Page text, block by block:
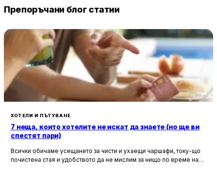
Препоръчани блог статии
ХОТЕЛИ И ПЪТУВАНЕ
7 неща, които хотелите не искат да знаете (но ще ви
спестят пари)
Всички обичаме усещането за чисти и ухаещи чаршафи, току-що
почистена стая и удобството да не мислим за нищо по време на